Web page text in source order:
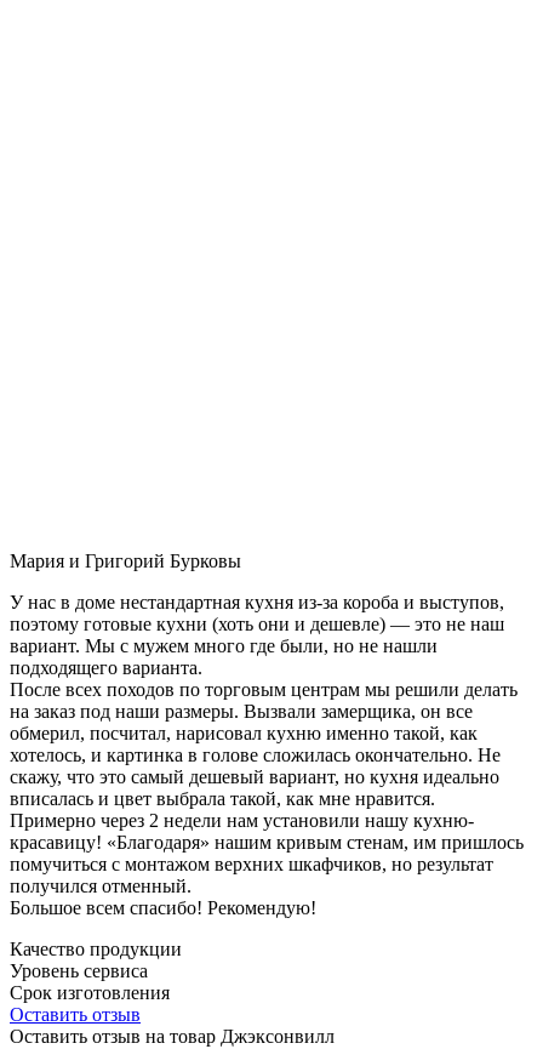
Мария и Григорий Бурковы
У нас в доме нестандартная кухня из-за короба и выступов,
поэтому готовые кухни (хоть они и дешевле) — это не наш
вариант. Мы с мужем много где были, но не нашли
подходящего варианта.
После всех походов по торговым центрам мы решили делать
на заказ под наши размеры. Вызвали замерщика, он все
обмерил, посчитал, нарисовал кухню именно такой, как
хотелось, и картинка в голове сложилась окончательно. Не
скажу, что это самый дешевый вариант, но кухня идеально
вписалась и цвет выбрала такой, как мне нравится.
Примерно через 2 недели нам установили нашу кухню-
красавицу! «Благодаря» нашим кривым стенам, им пришлось
помучиться с монтажом верхних шкафчиков, но результат
получился отменный.
Большое всем спасибо! Рекомендую!
Качество продукции
Уровень сервиса
Срок изготовления
Оставить отзыв
Оставить отзыв на товар Джэксонвилл